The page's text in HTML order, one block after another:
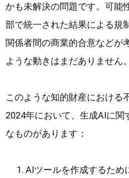
かも未解決の問題です。可能
部で統一された結果による規
関係者間の商業的合意などが
ような動きはまだありません。
このような知的財産における
2024年において、生成AIに関
なものがあります：
AIツールを作成するため